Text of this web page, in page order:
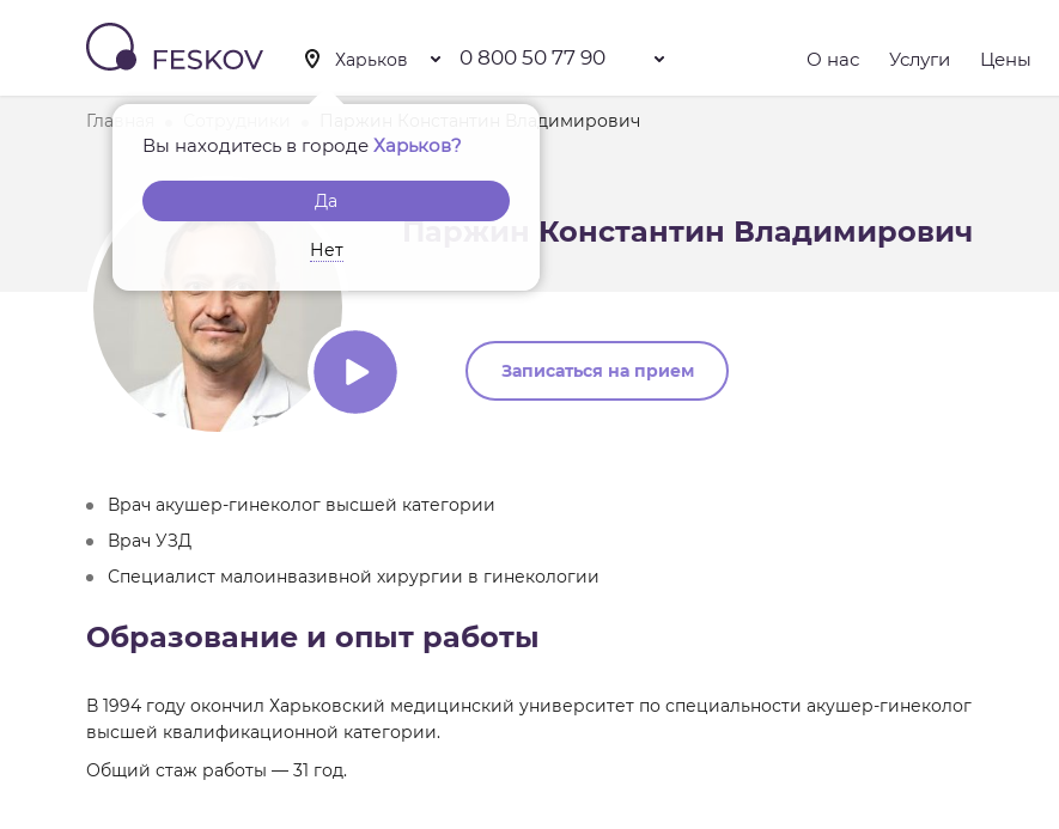
Вы находитесь в городеХарьков?
Да
Нет
0 800 50 77 90 О нас Услуги Цены
Главная Паржин Константин Владимирович
Паржин Константин Владимирович
Записаться на прием
Врач акушер-гинеколог высшей категории
Врач УЗД
Специалист малоинвазивной хирургии в гинекологии
Образование и опыт работы
В 1994 году окончил Харьковский медицинский университет по специальности акушер-гинеколог
высшей квалификационной категории.
Общий стаж работы — 31 год.